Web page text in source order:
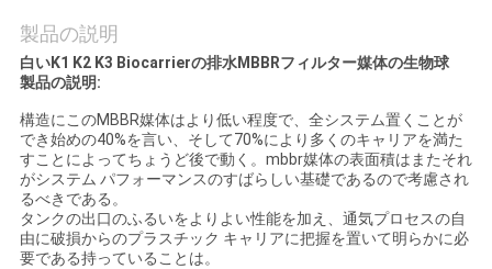
連
絡
く
だ
さ
い
製品の説明
白いK1 K2 K3 Biocarrierの排水MBBRフィルター媒体の生物球
製品の説明:
構造にこのMBBR媒体はより低い程度で、全システム置くことが
でき始めの40%を言い、そして70%により多くのキャリアを満た
すことによってちょうど後で動く。mbbr媒体の表面積はまたそれ
がシステム パフォーマンスのすばらしい基礎であるので考慮され
るべきである。
タンクの出口のふるいをよりよい性能を加え、通気プロセスの自
由に破損からのプラスチック キャリアに把握を置いて明らかに必
要である持っていることは。